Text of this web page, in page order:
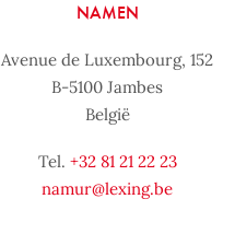
NAMEN
Avenue de Luxembourg, 152
B-5100 Jambes
België
Tel. +32 81 21 22 23
namur@lexing.be